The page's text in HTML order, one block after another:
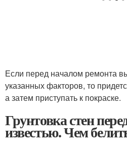
Если перед началом ремонта
указанных факторов, то
а затем приступать к покраске.
Грунтовка стен
известью. Чем